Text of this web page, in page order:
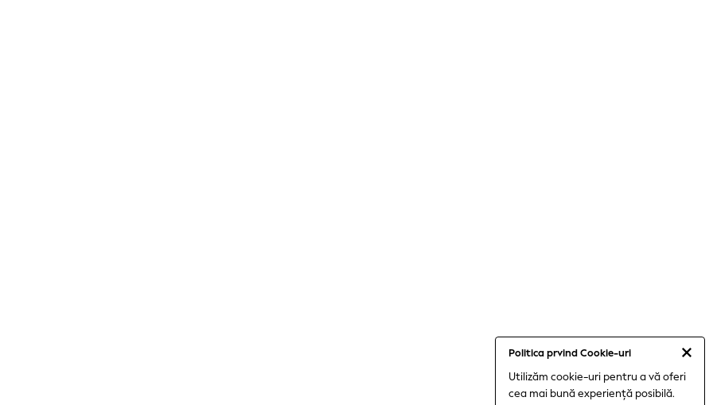
Politica prvind Cookie-uri
Utilizăm cookie-uri pentru a vă oferi
cea mai bună experiență posibilă.